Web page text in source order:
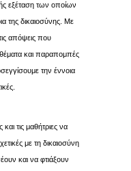
εξέταση των οποίων
της δικαιοσύνης. Με
απόψεις που
και παραπομπές
την έννοια
τις μαθήτριες να
με τη δικαιοσύνη
και να φτιάξουν